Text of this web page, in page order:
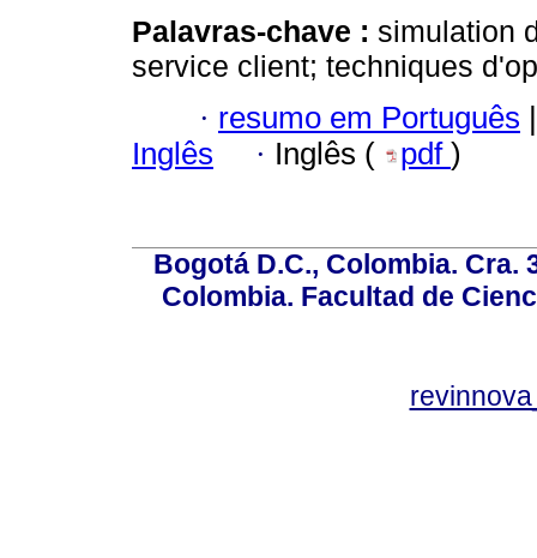
Palavras-chave : simulation
service client; techniques
· resumo em Português |
Inglês
· Inglês ( pdf )
Bogotá D.C., Colombia. Cra.
Colombia. Facultad de